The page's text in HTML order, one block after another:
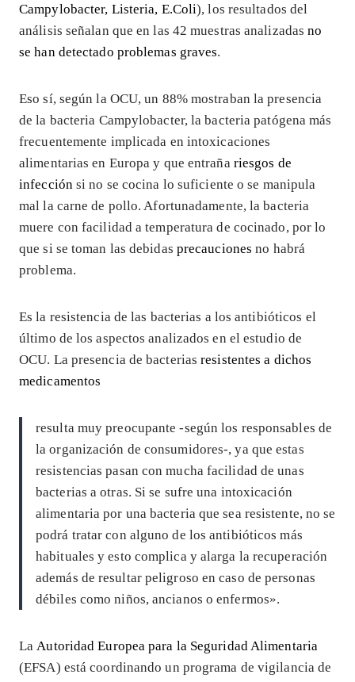
Campylobacter, Listeria, E.Coli), los resultados del
análisis señalan que en las 42 muestras analizadasno
se han detectado problemas graves.
Eso sí, según la OCU, un 88% mostraban la presencia
de la bacteria Campylobacter, la bacteria patógena más
frecuentemente implicada en intoxicaciones
alimentarias en Europa y que entraña riesgos de
infección si no se cocina lo suficiente o se manipula
mal la carne de pollo. Afortunadamente, la bacteria
muere con facilidad a temperatura de cocinado, por lo
que si se toman las debidas precauciones no habrá
problema.
Es la resistencia de las bacterias a los antibióticos el
último de los aspectos analizados en el estudio de
OCU. La presencia de bacteriasresistentes a dichos
medicamentos
resulta muy preocupante -según los responsables de
la organización de consumidores-, ya que estas
resistencias pasan con mucha facilidad de unas
bacterias a otras. Si se sufre una intoxicación
alimentaria por una bacteria que sea resistente, no se
podrá tratar con alguno de los antibióticos más
habituales y esto complica y alarga la recuperación
además de resultar peligroso en caso de personas
débiles como niños, ancianos o enfermos».
La Autoridad Europea para la Seguridad Alimentaria
(EFSA) está coordinando un programa de vigilancia de